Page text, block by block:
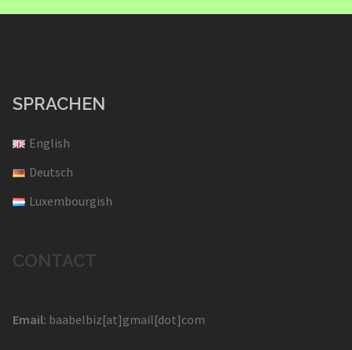
SPRACHEN
English
Deutsch
Luxembourgish
CONTACT
Email: baabelbiz[at]gmail[dot]com